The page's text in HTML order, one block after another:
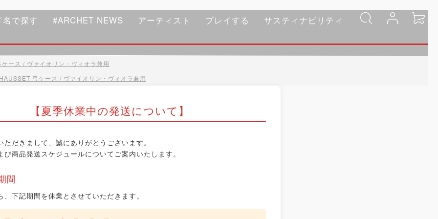
で探す #ARCHET NEWS アーティスト プレイする サスティナビリティ
ース / ヴァイオリン・ヴィオラ兼用
弓ケース / ヴァイオリン・ヴィオラ兼用
【夏季休業中の発送について】
ただきまして、誠にありがとうございます。
び商品発送スケジュールについてご案内いたします。
間
、下記期間を休業とさせていただきます。